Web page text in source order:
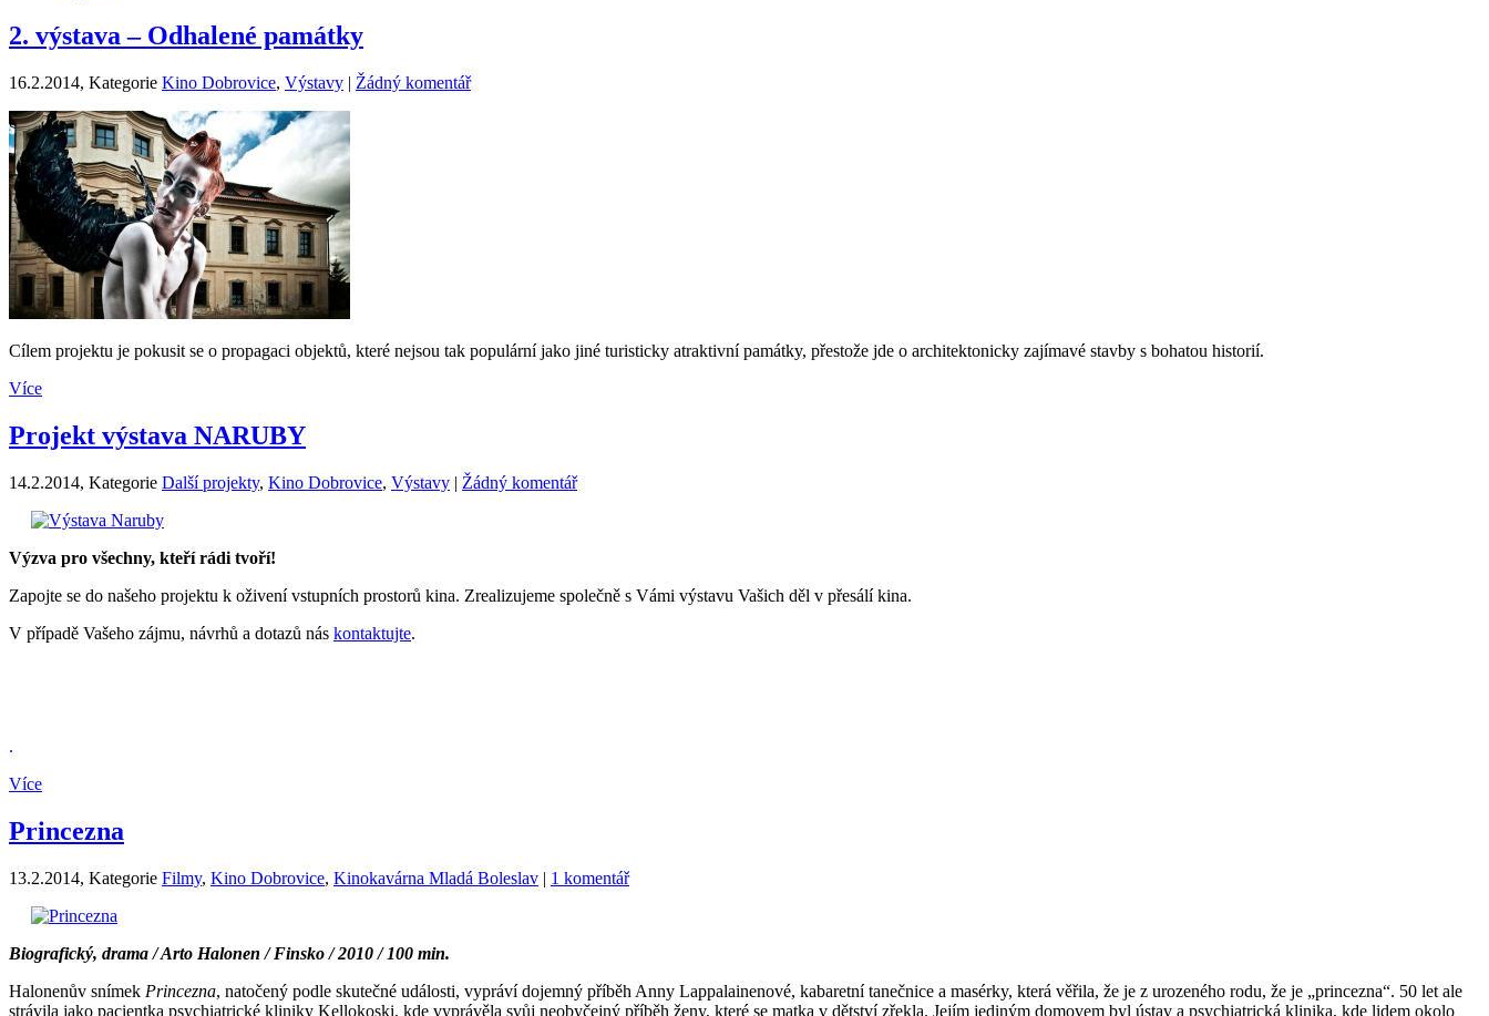
2. výstava – Odhalené památky
16.2.2014, Kategorie Kino Dobrovice, Výstavy | Žádný komentář
Cílem projektu je pokusit se o propagaci objektů, které nejsou tak populární jako jiné turisticky atraktivní památky, přestože jde o architektonicky zajímavé stavby s bohatou historií.
Více
Projekt výstava NARUBY
14.2.2014, Kategorie Další projekty, Kino Dobrovice, Výstavy | Žádný komentář
Výzva pro všechny, kteří rádi tvoří!
Zapojte se do našeho projektu k oživení vstupních prostorů kina. Zrealizujeme společně s Vámi výstavu Vašich děl v přesálí kina.
V případě Vašeho zájmu, návrhů a dotazů nás kontaktujte.
.
Více
Princezna
13.2.2014, Kategorie Filmy, Kino Dobrovice, Kinokavárna Mladá Boleslav | 1 komentář
Biografický, drama / Arto Halonen / Finsko / 2010 / 100 min.
Halonenův snímek Princezna, natočený podle skutečné události, vypráví dojemný příběh Anny Lappalainenové, kabaretní tanečnice a masérky, která věřila, že je z urozeného rodu, že je „princezna“. 50 let ale
strávila jako pacientka psychiatrické kliniky Kellokoski, kde vyprávěla svůj neobyčejný příběh ženy, které se matka v dětství zřekla. Jejím jediným domovem byl ústav a psychiatrická klinika, kde lidem okolo